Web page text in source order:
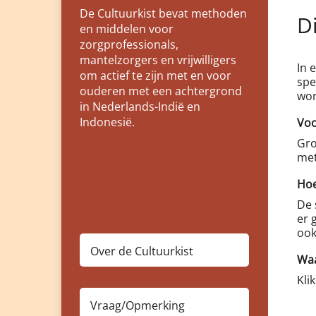
De Cultuurkist bevat methoden
en middelen voor
zorgprofessionals,
mantelzorgers en vrijwilligers
om actief te zijn met en voor
ouderen met een achtergrond
in Nederlands-Indië en
Indonesië.
Over de Cultuurkist
Vraag/Opmerking
In
De
er